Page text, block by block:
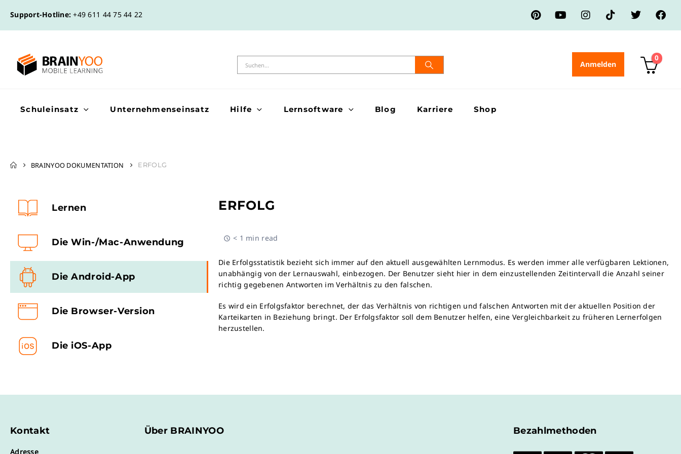
Support-Hotline: +49 611 44 75 44 22
Anmelden
0
Schuleinsatz Unternehmenseinsatz Hilfe Lernsoftware Blog Karriere Shop
BRAINYOO DOKUMENTATION ERFOLG
Lernen
Die Win-/Mac-Anwendung
Die Android-App
Die Browser-Version
Die iOS-App
ERFOLG
< 1 min read
Die Erfolgsstatistik bezieht sich immer auf den aktuell ausgewählten Lernmodus. Es werden immer alle verfügbaren Lektionen,
unabhängig von der Lernauswahl, einbezogen. Der Benutzer sieht hier in dem einzustellenden Zeitintervall die Anzahl seiner
richtig gegebenen Antworten im Verhältnis zu den falschen.
Es wird ein Erfolgsfaktor berechnet, der das Verhältnis von richtigen und falschen Antworten mit der aktuellen Position der
Karteikarten in Beziehung bringt. Der Erfolgsfaktor soll dem Benutzer helfen, eine Vergleichbarkeit zu früheren Lernerfolgen
herzustellen.
Kontakt
Adresse
Über BRAINYOO Bezahlmethoden